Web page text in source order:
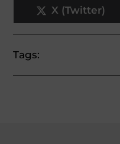
X (Twitter)
Tags: